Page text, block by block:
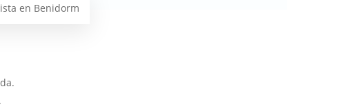
en Benidorm